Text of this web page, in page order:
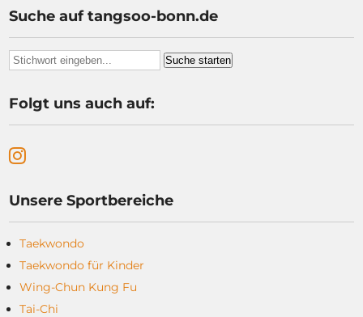
Suche auf tangsoo-bonn.de
Folgt uns auch auf:
Unsere Sportbereiche
Taekwondo
Taekwondo für Kinder
Wing-Chun Kung Fu
Tai-Chi